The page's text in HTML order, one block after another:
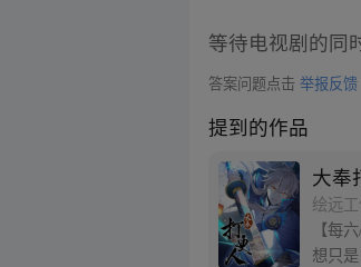
等待电视剧的同
答案问题点击举报反馈
提到的作品
大奉
绘远
【每
想只